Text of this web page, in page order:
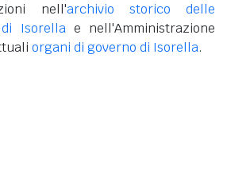
nell'archivio storico delle
Isorellae nell'Amministrazione
organi di governo di Isorella.